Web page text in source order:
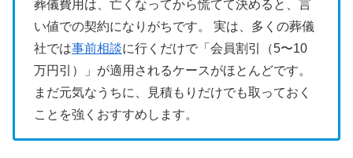
葬儀費用は、亡くなってから慌てて決めると、言
い値での契約になりがちです。 実は、多くの葬儀
社では事前相談に行くだけで「会員割引（5〜10
万円引）」が適用されるケースがほとんどです。
まだ元気なうちに、見積もりだけでも取っておく
ことを強くおすすめします。